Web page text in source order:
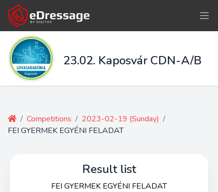
23.02. Kaposvár CDN-A/B
/ Competitions / 2023-02-19 (Sunday) /
FEI GYERMEK EGYÉNI FELADAT
Result list
FEI GYERMEK EGYÉNI FELADAT